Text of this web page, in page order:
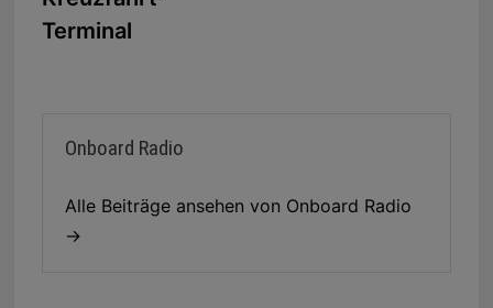
Terminal
Onboard Radio
Alle Beiträge ansehen von Onboard Radio
→